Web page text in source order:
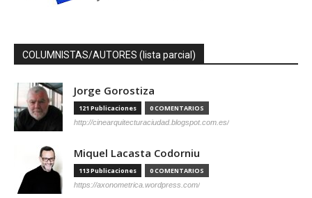
COLUMNISTAS/AUTORES (lista parcial)
Jorge Gorostiza
121 Publicaciones 0 COMENTARIOS
http://cinearquitecturaciudad.blogspot.com.es/
Miquel Lacasta Codorniu
113 Publicaciones 0 COMENTARIOS
https://axonometrica.wordpress.com/